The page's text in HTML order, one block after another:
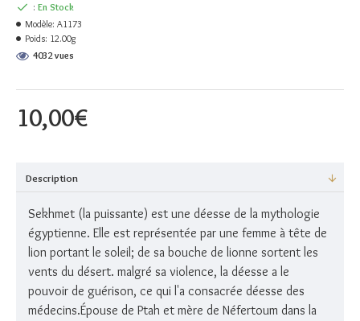
10,00€
: En Stock
Modèle: A1173
Poids: 12.00g
4032 vues
Description
Sekhmet (la puissante) est une déesse de la mythologie
égyptienne. Elle est représentée par une femme à tête de
lion portant le soleil; de sa bouche de lionne sortent les
vents du désert. malgré sa violence, la déesse a le
pouvoir de guérison, ce qui l'a consacrée déesse des
médecins.Épouse de Ptah et mère de Néfertoum dans la